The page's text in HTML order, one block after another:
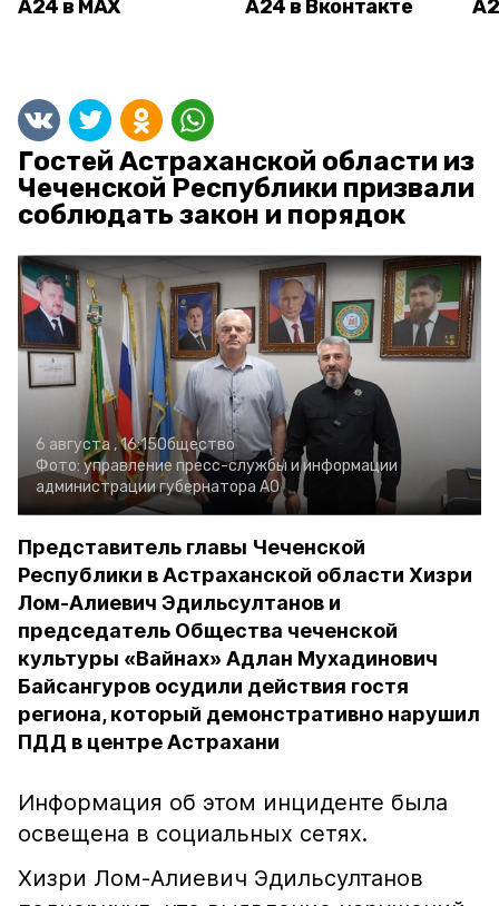
А24 в MAX А24 в Вконтакте
Гостей Астраханской области из
Чеченской Республики призвали
соблюдать закон и порядок
6 августа , 16:15Общество
Фото: управление пресс-службы и информации
администрации губернатора АО
Представитель главы Чеченской
Республики в Астраханской области Хизри
Лом-Алиевич Эдильсултанов и
председатель Общества чеченской
культуры «Вайнах» Адлан Мухадинович
Байсангуров осудили действия гостя
региона, который демонстративно нарушил
ПДД в центре Астрахани
Информация об этом инциденте была
освещена в социальных сетях.
Хизри Лом-Алиевич Эдильсултанов